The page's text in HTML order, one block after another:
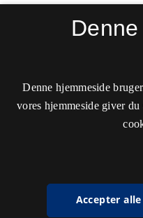
Denne hjemmeside
vores hjemmeside giver
Accepter alle